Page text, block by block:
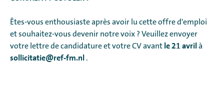
Êtes-vous enthousiaste après avoir lu cette offre d'emploi
et souhaitez-vous devenir notre voix ? Veuillez envoyer
votre lettre de candidature et votre CV avant le 21 avrilà
sollicitatie@ref-fm.nl .